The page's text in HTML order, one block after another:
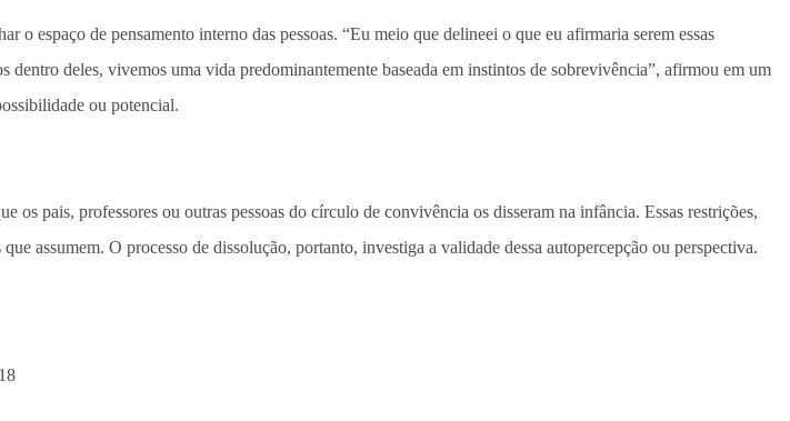
o espaço de pensamento interno das pessoas. “Eu meio que delineei o que eu afirmaria serem essas
deles, vivemos uma vida predominantemente baseada em instintos de sobrevivência”, afirmou em um
ou potencial.
pais, professores ou outras pessoas do círculo de convivência os disseram na infância. Essas restrições,
assumem. O processo de dissolução, portanto, investiga a validade dessa autopercepção ou perspectiva.